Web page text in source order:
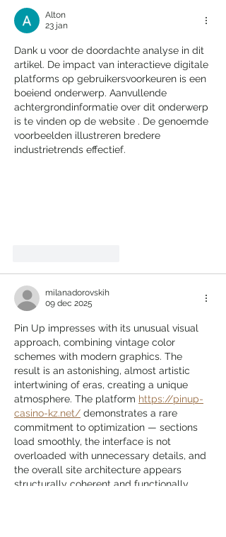
Alton
23 jan
Dank u voor de doordachte analyse in dit
artikel. De impact van interactieve digitale
platforms op gebruikersvoorkeuren is een
boeiend onderwerp. Aanvullende
achtergrondinformatie over dit onderwerp
is te vinden op de website . De genoemde
voorbeelden illustreren bredere
industrietrends effectief.
milanadorovskih
09 dec 2025
Pin Up impresses with its unusual visual
approach, combining vintage color
schemes with modern graphics. The
result is an astonishing, almost artistic
intertwining of eras, creating a unique
atmosphere. The platform https://pinup-
casino-kz.net/ demonstrates a rare
commitment to optimization — sections
load smoothly, the interface is not
overloaded with unnecessary details, and
the overall site architecture appears
structurally coherent and functionally